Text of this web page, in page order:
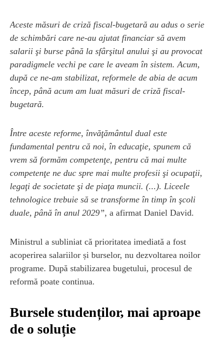
Aceste măsuri de criză fiscal-bugetară au adus o serie
de schimbări care ne-au ajutat financiar să avem
salarii şi burse până la sfârşitul anului şi au provocat
paradigmele vechi pe care le aveam în sistem. Acum,
după ce ne-am stabilizat, reformele de abia de acum
încep, până acum am luat măsuri de criză fiscal-
bugetară.
Între aceste reforme, învăţământul dual este
fundamental pentru că noi, în educaţie, spunem că
vrem să formăm competenţe, pentru că mai multe
competenţe ne duc spre mai multe profesii şi ocupaţii,
legaţi de societate şi de piaţa muncii. (...). Liceele
tehnologice trebuie să se transforme în timp în şcoli
duale, până în anul 2029”, a afirmat Daniel David.
Ministrul a subliniat că prioritatea imediată a fost
acoperirea salariilor și burselor, nu dezvoltarea noilor
programe. După stabilizarea bugetului, procesul de
reformă poate continua.
Bursele studenților, mai aproape
de o soluție